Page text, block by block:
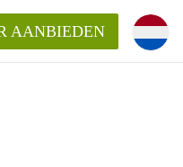
AANBIEDEN